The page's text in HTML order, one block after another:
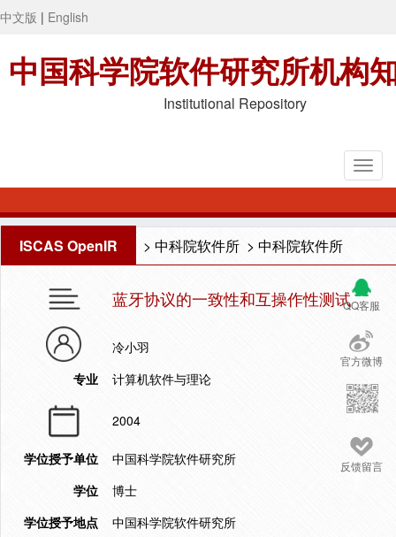
中文版 | English
中国科学院软件研究所机构
Institutional Repository
ISCAS OpenIR > 中科院软件所 > 中科院软件所
QQ客服
官方微博
反馈留言
蓝牙协议的一致性和互操作性测试
冷小羽
专业
计算机软件与理论
2004
学位授予单位
中国科学院软件研究所
学位
博士
学位授予地点
中国科学院软件研究所